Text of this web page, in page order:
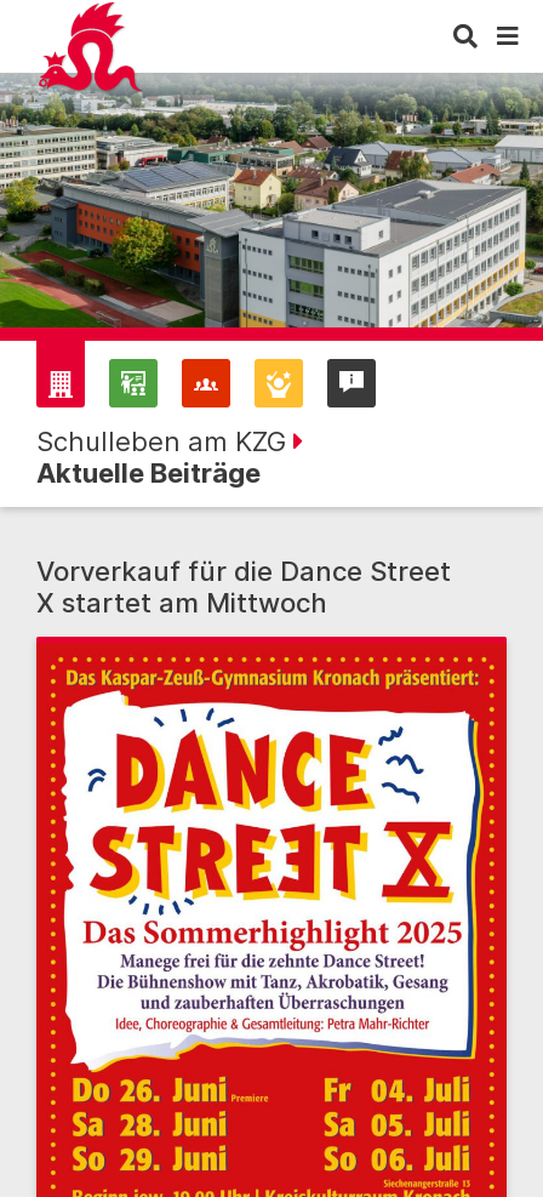
Schulleben am KZG
Aktuelle Beiträge
Vorverkauf für die Dance Street
X startet am Mittwoch